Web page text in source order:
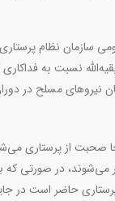
سازمان نظام
نسبت به فداکاری
از پرستاری
می‌شوند، در صورتی که
حاضر است در